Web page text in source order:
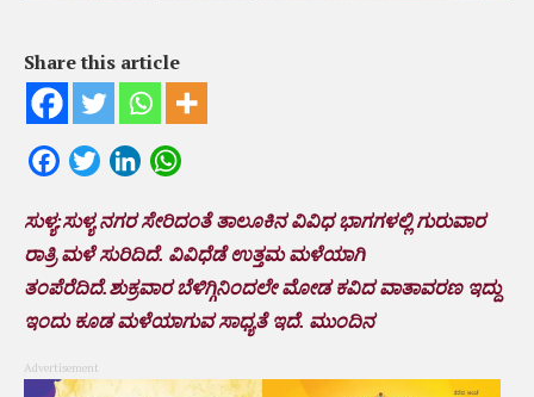
Share this article
FacebookTwitterLinkedIn
ಸುಳ್ಯ:ಸುಳ್ಯ ನಗರ ಸೇರಿದಂತೆ ತಾಲೂಕಿನ ವಿವಿಧ ಭಾಗಗಳಲ್ಲಿ ಗುರುವಾರ
ರಾತ್ರಿ ಮಳೆ ಸುರಿದಿದೆ. ವಿವಿಧೆಡೆ ಉತ್ತಮ ಮಳೆಯಾಗಿ
ತಂಪೆರೆದಿದೆ.ಶುಕ್ರವಾರ ಬೆಳಿಗ್ಗಿನಿಂದಲೇ ಮೋಡ ಕವಿದ ವಾತಾವರಣ ಇದ್ದು
ಇಂದು ಕೂಡ ಮಳೆಯಾಗುವ ಸಾಧ್ಯತೆ ಇದೆ‌. ಮುಂದಿನ
Advertisement